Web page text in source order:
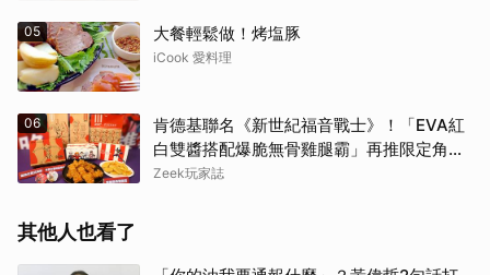
05 大餐輕鬆做！烤塩豚
iCook 愛料理
06
肯德基聯名《新世紀福音戰士》！「EVA紅
白雙醬搭配爆脆無骨雞腿霸」再推限定角色
卡、周邊必搶收
Zeek玩家誌
其他人也看了